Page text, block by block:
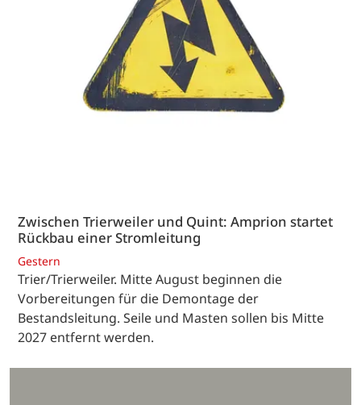
Zwischen Trierweiler und Quint: Amprion startet
Rückbau einer Stromleitung
Gestern
Trier/Trierweiler. Mitte August beginnen die
Vorbereitungen für die Demontage der
Bestandsleitung. Seile und Masten sollen bis Mitte
2027 entfernt werden.